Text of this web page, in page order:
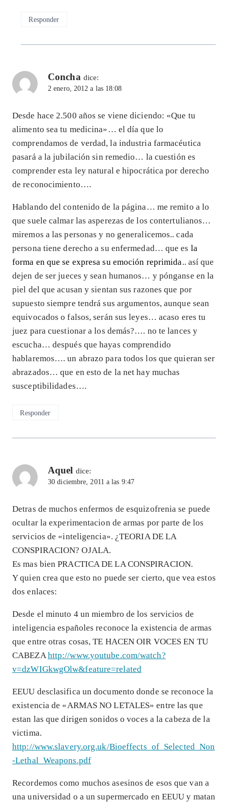
Responder
Concha dice:
2 enero, 2012 a las 18:08
Desde hace 2.500 años se viene diciendo: «Que tu
alimento sea tu medicina»… el día que lo
comprendamos de verdad, la industria farmacéutica
pasará a la jubilación sin remedio… la cuestión es
comprender esta ley natural e hipocrática por derecho
de reconocimiento….
Hablando del contenido de la página… me remito a lo
que suele calmar las asperezas de los contertulianos…
miremos a las personas y no generalicemos.. cada
persona tiene derecho a su enfermedad… que es la
forma en que se expresa su emoción reprimida.. así que
dejen de ser jueces y sean humanos… y pónganse en la
piel del que acusan y sientan sus razones que por
supuesto siempre tendrá sus argumentos, aunque sean
equivocados o falsos, serán sus leyes… acaso eres tu
juez para cuestionar a los demás?…. no te lances y
escucha… después que hayas comprendido
hablaremos…. un abrazo para todos los que quieran ser
abrazados… que en esto de la net hay muchas
susceptibilidades….
Responder
Aquel dice:
30 diciembre, 2011 a las 9:47
Detras de muchos enfermos de esquizofrenia se puede
ocultar la experimentacion de armas por parte de los
servicios de «inteligencia». ¿TEORIA DE LA
CONSPIRACION? OJALA.
Es mas bien PRACTICA DE LA CONSPIRACION.
Y quien crea que esto no puede ser cierto, que vea estos
dos enlaces:
Desde el minuto 4 un miembro de los servicios de
inteligencia españoles reconoce la existencia de armas
que entre otras cosas, TE HACEN OIR VOCES EN TU
CABEZA http://www.youtube.com/watch?
v=dzWIGkwgOlw&feature=related
EEUU desclasifica un documento donde se reconoce la
existencia de «ARMAS NO LETALES» entre las que
estan las que dirigen sonidos o voces a la cabeza de la
victima.
http://www.slavery.org.uk/Bioeffects_of_Selected_Non
-Lethal_Weapons.pdf
Recordemos como muchos asesinos de esos que van a
una universidad o a un supermercado en EEUU y matan